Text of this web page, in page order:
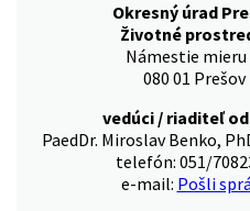
Okresný úrad
Životné
Námestie mieru
080 01 Prešov
vedúci / riaditeľ
PaedDr. Miroslav Benko,
telefón: 051/
e-mail: Pošli